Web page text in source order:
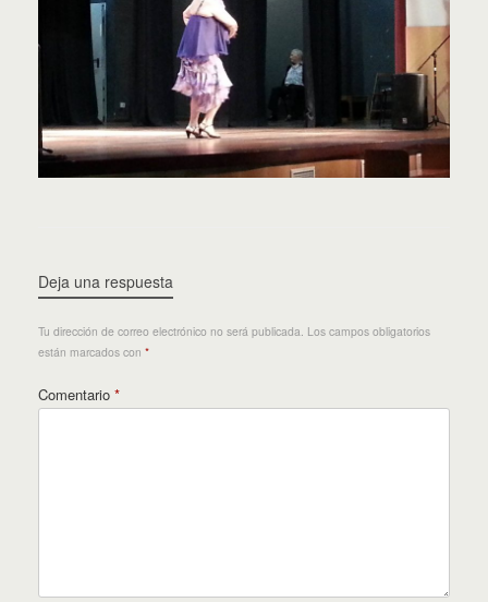
Deja una respuesta
Tu dirección de correo electrónico no será publicada. Los campos obligatorios
están marcados con *
Comentario *